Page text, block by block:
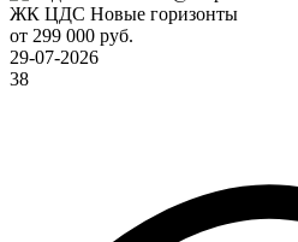
ЖК ЦДС Новые горизонты
от 299 000 руб.
29-07-2026
38